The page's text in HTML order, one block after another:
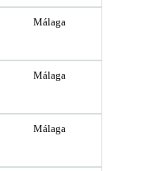
Málaga
Málaga
Málaga